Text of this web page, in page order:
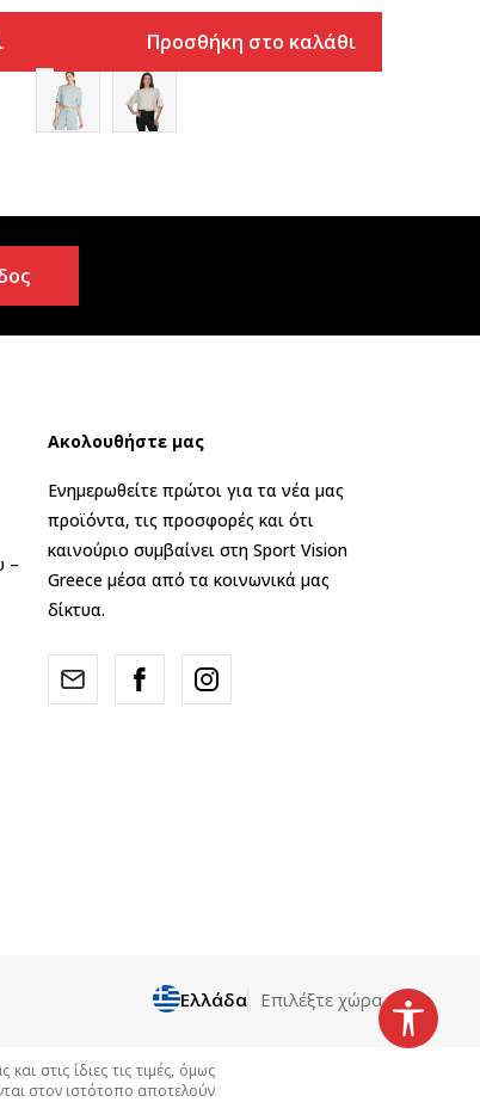
Προσθήκη στο καλάθι
–
Ακολουθήστε μας
Ενημερωθείτε πρώτοι για τα νέα μας
προϊόντα, τις προσφορές και ότι
καινούριο συμβαίνει στη Sport Vision
Greece μέσα από τα κοινωνικά μας
δίκτυα.
Ελλάδα Επιλέξτε χώρα
στις ίδιες τις τιμές, όμως
στον ιστότοπο αποτελούν